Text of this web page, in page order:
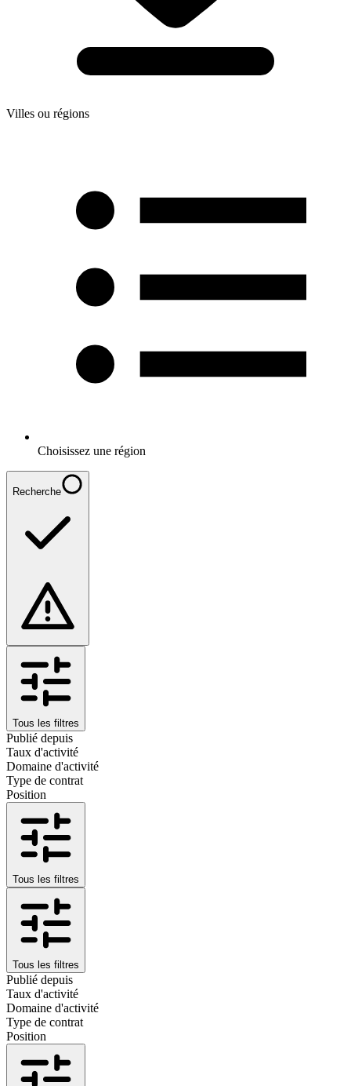
Villes ou régions
Choisissez une région
Recherche
Tous les filtres
Publié depuis
Taux d'activité
Domaine d'activité
Type de contrat
Position
Tous les filtres
Tous les filtres
Publié depuis
Taux d'activité
Domaine d'activité
Type de contrat
Position